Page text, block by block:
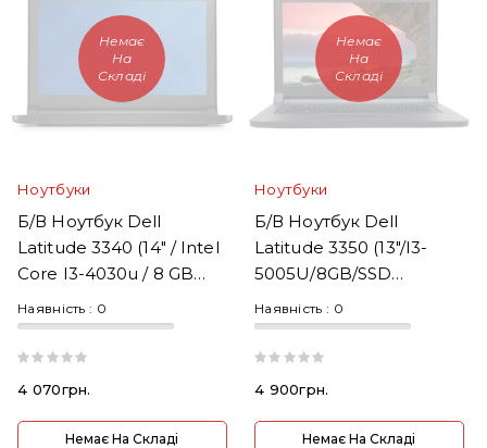
Немає
На
Складі
Ноутбуки
Б/В Ноутбук Dell
Latitude 3340 (14" / Intel
Core I3-4030u / 8 GB
Наявність : 0
4 070грн.
Немає На Складі
Немає
На
Складі
Ноутбуки
Б/В Ноутбук Dell
Latitude 3350 (13"/i3-
5005U/8GB/SSD
Наявність : 0
4 900грн.
Немає На Складі